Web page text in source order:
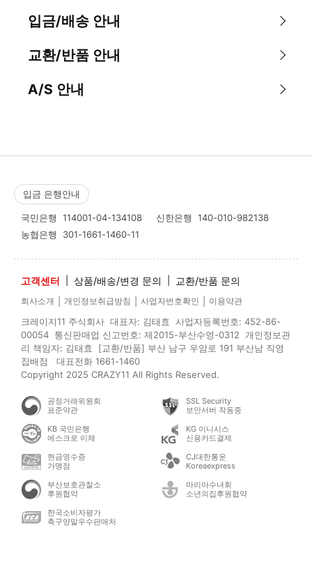
입금/배송 안내
교환/반품 안내
A/S 안내
입금 은행안내
국민은행 114001-04-134108 신한은행 140-010-982138
농협은행 301-1661-1460-11
고객센터 상품/배송/변경 문의 교환/반품 문의
회사소개 개인정보취급방침 사업자번호확인 이용약관
크레이지11 주식회사 대표자: 김태효 사업자등록번호: 452-86-
00054 통신판매업 신고번호: 제2015-부산수영-0312 개인정보관
리 책임자: 김태효 [교환/반품] 부산 남구 우암로 191 부산남 직영
집배점 대표전화 1661-1460
Copyright 2025 CRAZY11 All Rights Reserved.
공정거래위원회
표준약관
SSL Security
보안서버 작동중
KB 국민은행
에스크로 이체
KG 이니시스
신용카드결제
현금영수증
가맹점
CJ대한통운
Koreaexpress
부산보호관찰소
후원협약
마리아수녀회
소년의집후원협약
한국소비자평가
축구양말우수판매처